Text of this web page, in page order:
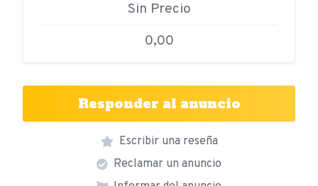
Sin Precio
0,00
Responder al anuncio
Escribir una reseña
Reclamar un anuncio